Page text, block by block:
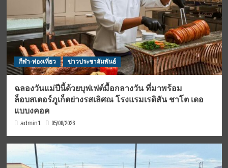
กีฬา-ท่องเที่ยว ข่าวประชาสัมพันธ์
ฉลองวันแม่ปีนี้ด้วยบุฟเฟต์มื้อกลางวัน ที่มาพร้อม
ล็อบสเตอร์ภูเก็ตย่างรสเลิศณ โรงแรมเรดิสัน ชาโต เดอ
แบบงคอค
admin1 05/08/2026